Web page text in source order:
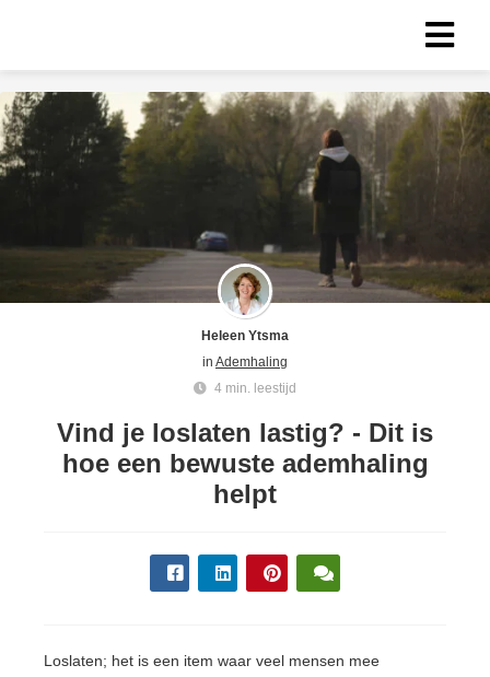
Heleen Ytsma
in Ademhaling
4 min. leestijd
Vind je loslaten lastig? - Dit is
hoe een bewuste ademhaling
helpt
Loslaten; het is een item waar veel mensen mee
gebruikt
worden